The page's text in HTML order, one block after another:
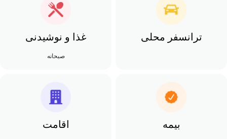
ترانسفر محلی غذا و نوشیدنی
صبحانه
بیمه اقامت